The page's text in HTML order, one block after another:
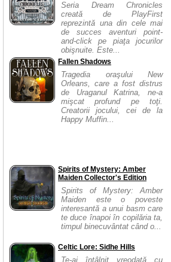
Seria Dream Chronicles
creată de PlayFirst
reprezintă una din cele mai
de succes aventuri point-
and-click pe piaţa jocurilor
obişnuite. Este...
Fallen Shadows
Tragedia oraşului New
Orleans, care a fost distrus
de Uraganul Katrina, ne-a
mişcat profund pe toţi.
Creatorii jocului, cei de la
Happy Muffin...
Spirits of Mystery: Amber
Maiden Collector's Edition
Spirits of Mystery: Amber
Maiden este o poveste
interesantă a unui basm care
te duce înapoi în copilăria ta,
timpul binecuvântat când o...
Celtic Lore: Sidhe Hills
Te-ai întâlnit vreodată cu